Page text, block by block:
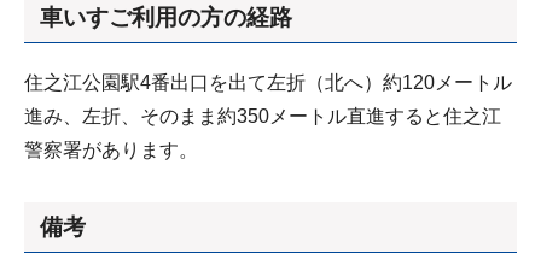
車いすご利用の方の経路
住之江公園駅4番出口を出て左折（北へ）約120メートル
進み、左折、そのまま約350メートル直進すると住之江
警察署があります。
備考